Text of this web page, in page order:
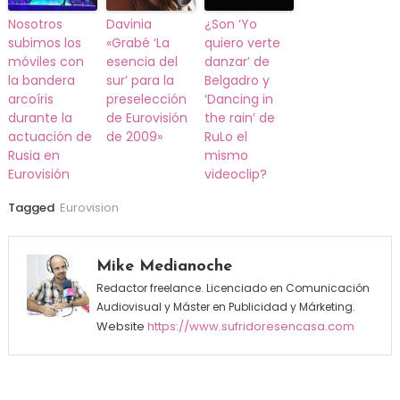
Nosotros
subimos los
móviles con
la bandera
arcoíris
durante la
actuación de
Rusia en
Eurovisión
Davinia
«Grabé ‘La
esencia del
sur’ para la
preselección
de Eurovisión
de 2009»
¿Son ‘Yo
quiero verte
danzar’ de
Belgadro y
‘Dancing in
the rain’ de
RuLo el
mismo
videoclip?
Tagged Eurovision
Mike Medianoche
Redactor freelance. Licenciado en Comunicación
Audiovisual y Máster en Publicidad y Márketing.
Website https://www.sufridoresencasa.com